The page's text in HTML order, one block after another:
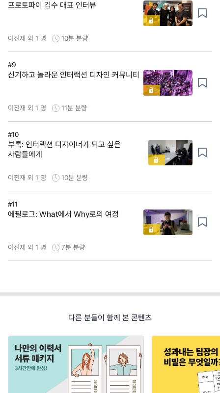
프로토파이 김수 대표 인터뷰
이진재 외 1 명 10분 분량
#9
신기하고 놀라운 인터랙션 디자인 커뮤니티
이진재 외 1 명 11분 분량
#10
부록: 인터랙션 디자이너가 되고 싶은
사람들에게
이진재 외 1 명 10분 분량
#11
에필로그: What에서 Why로의 여정
이진재 외 1 명 7분 분량
다른 분들이 함께 본 콘텐츠